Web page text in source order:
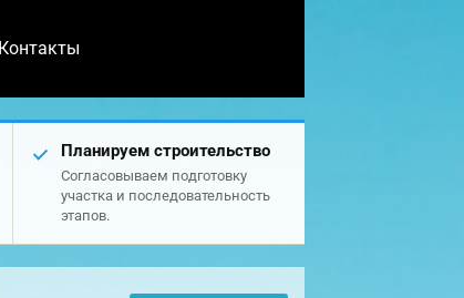
Контакты
Планируем строительство
Согласовываем подготовку
участка и последовательность
этапов.